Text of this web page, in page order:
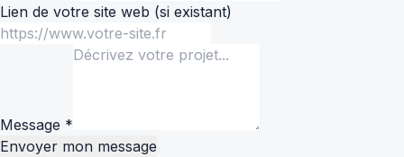
Lien de votre site web (si existant)
Message *
Envoyer mon message